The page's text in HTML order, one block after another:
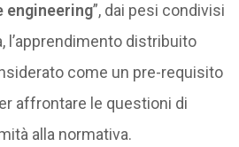
engineering”, dai pesi condivisi
l’apprendimento distribuito
come un pre-requisito
affrontare le questioni di
alla normativa.